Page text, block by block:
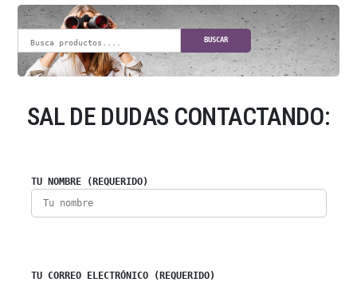
BUSCAR
SAL DE DUDAS CONTACTANDO:
TU NOMBRE (REQUERIDO)
TU CORREO ELECTRÓNICO (REQUERIDO)